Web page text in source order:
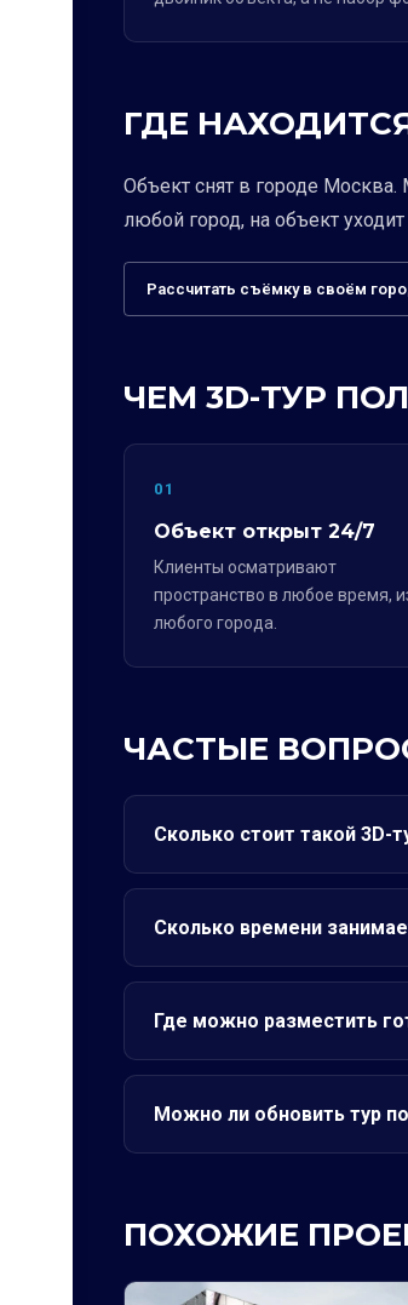
ГДЕ
Объект снят в городе
любой город, на объект
Рассчитать съёмку в своём
ЧЕМ 3D-ТУР
01
Объект открыт 24/7
Клиенты осматривают
пространство в любое время,
любого города.
ЧАСТЫЕ
Сколько стоит такой 3D-
Сколько времени
Где можно разместить
Можно ли обновить тур
ПОХОЖИЕ